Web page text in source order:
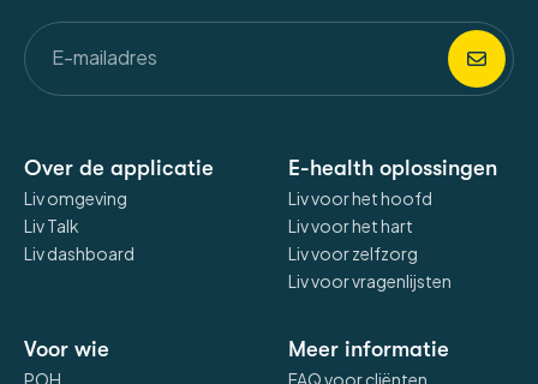
Over de applicatie
Liv omgeving
Liv Talk
Liv dashboard
E-health oplossingen
Liv voor het hoofd
Liv voor het hart
Liv voor zelfzorg
Liv voor vragenlijsten
Voor wie
POH
Meer informatie
FAQ voor cliënten